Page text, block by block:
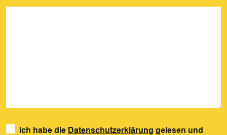
Ich habe die Datenschutzerklärung gelesen und